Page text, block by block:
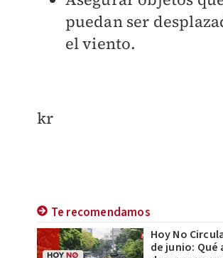
puedan ser
el viento.
kr
Te recomendamos
Hoy No
de junio: Qué